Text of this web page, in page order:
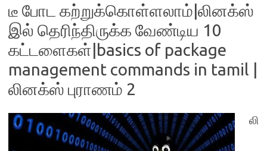
டீ போட கற்றுக்கொள்ளலாம்|லினக்ஸ்
இல் தெரிந்திருக்க வேண்டிய 10
கட்டளைகள்|basics of package
management commands in tamil |
லினக்ஸ் புராணம் 2
லி